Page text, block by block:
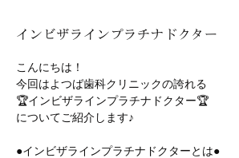
インビザラインプラチナドクター
こんにちは！
今回はよつば歯科クリニックの誇れる
🏆インビザラインプラチナドクター🏆
についてご紹介します♪
●インビザラインプラチナドクターとは●